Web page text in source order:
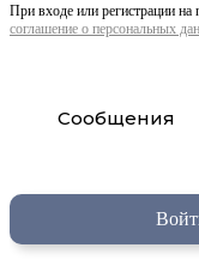
При входе или регистрации
соглашение о персональных
Сообщения